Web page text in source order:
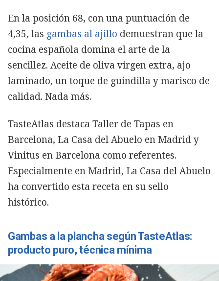
En la posición 68, con una puntuación de
4,35, las gambas al ajillo demuestran que la
cocina española domina el arte de la
sencillez. Aceite de oliva virgen extra, ajo
laminado, un toque de guindilla y marisco de
calidad. Nada más.
TasteAtlas destaca Taller de Tapas en
Barcelona, La Casa del Abuelo en Madrid y
Vinitus en Barcelona como referentes.
Especialmente en Madrid, La Casa del Abuelo
ha convertido esta receta en su sello
histórico.
Gambas a la plancha según TasteAtlas:
producto puro, técnica mínima